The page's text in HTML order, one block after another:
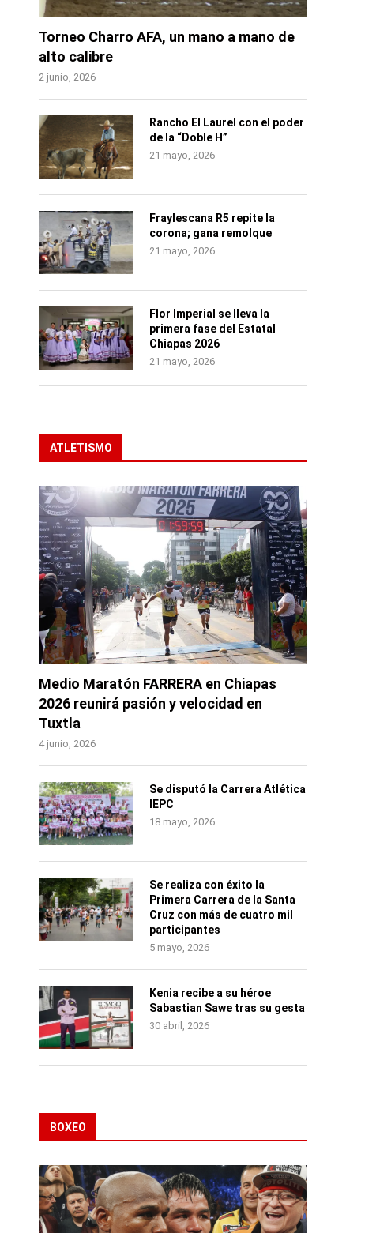
Torneo Charro AFA, un mano a mano de
alto calibre
2 junio, 2026
Rancho El Laurel con el poder
de la “Doble H”
21 mayo, 2026
Fraylescana R5 repite la
corona; gana remolque
21 mayo, 2026
Flor Imperial se lleva la
primera fase del Estatal
Chiapas 2026
21 mayo, 2026
ATLETISMO
Medio Maratón FARRERA en Chiapas
2026 reunirá pasión y velocidad en
Tuxtla
4 junio, 2026
Se disputó la Carrera Atlética
IEPC
18 mayo, 2026
Se realiza con éxito la
Primera Carrera de la Santa
Cruz con más de cuatro mil
participantes
5 mayo, 2026
Kenia recibe a su héroe
Sabastian Sawe tras su gesta
30 abril, 2026
BOXEO